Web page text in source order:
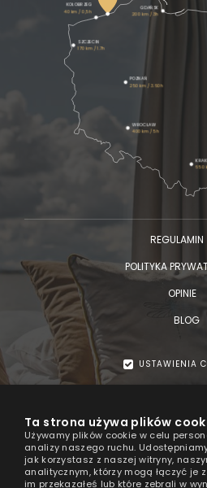
GDAŃSK
200 km / 3h
650
WROCŁAW
400 km / 5h
POZNAŃ
250 km / 3.60h
SZCZECIN
170 km / 1.7h
KOŁOBRZEG
40 km / 0,5h
REGULAMIN
POLITYKA
OPINIE
BLOG
USTAWIENIA
luksusowe domki na
Ta strona używa plików
Używamy plików cookie w celu
analizy naszego ruchu.
jak korzystasz z naszej witryny,
analitycznym, którzy mogą łączyć je
im przekazałeś lub które zebrali w